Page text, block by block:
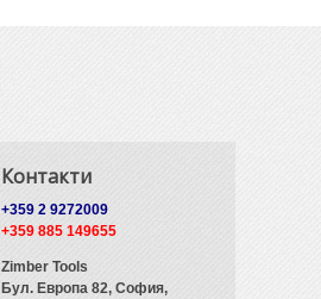
Контакти
+359 2 9272009
+359 885 149655
Zimber Tools
Бул. Европа 82,София,